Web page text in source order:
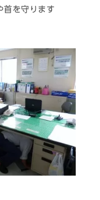
首を守ります